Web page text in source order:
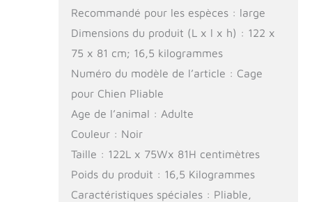
Recommandé pour les espèces : large
Dimensions du produit (L x l x h) : 122 x
75 x 81 cm; 16,5 kilogrammes
Numéro du modèle de l’article : Cage
pour Chien Pliable
Age de l’animal : Adulte
Couleur : Noir
Taille : 122L x 75Wx 81H centimètres
Poids du produit : 16,5 Kilogrammes
Caractéristiques spéciales : Pliable,